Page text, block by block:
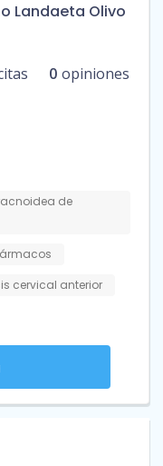
Landaeta Olivo
0 opiniones
de
cervical anterior